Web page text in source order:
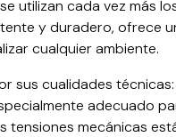
utilizan cada vez más
y duradero, ofrece
cualquier ambiente.
sus cualidades
adecuado
tensiones mecánicas